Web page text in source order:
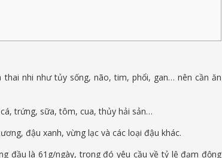
nhi như tủy sống, não, tim, phổi, gan… nên cần ăn
trứng, sữa, tôm, cua, thủy hải sản…
đậu xanh, vừng lạc và các loại đậu khác.
đầu là 61g/ngày, trong đó yêu cầu về tỷ lệ đạm động